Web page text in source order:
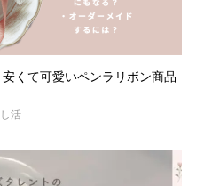
くて可愛いペンラリボン商品
活